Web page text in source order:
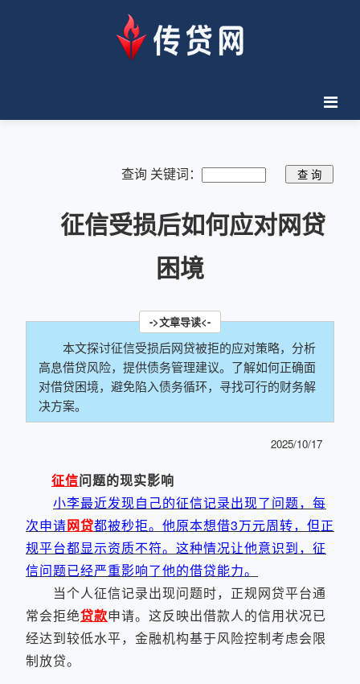
查询 关键词：
征信受损后如何应对网贷
困境
本文探讨征信受损后网贷被拒的应对策略，分析
高息借贷风险，提供债务管理建议。了解如何正确面
对借贷困境，避免陷入债务循环，寻找可行的财务解
决方案。
2025/10/17
征信问题的现实影响
小李最近发现自己的征信记录出现了问题，每
次申请网贷都被秒拒。他原本想借3万元周转，但正
规平台都显示资质不符。这种情况让他意识到，征
信问题已经严重影响了他的借贷能力。
当个人征信记录出现问题时，正规网贷平台通
常会拒绝贷款申请。这反映出借款人的信用状况已
经达到较低水平，金融机构基于风险控制考虑会限
制放贷。